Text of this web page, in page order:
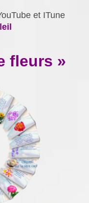
et ITune
fleurs »